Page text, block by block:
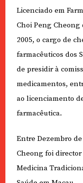
Licenciado em
Choi Peng Cheong
2005, o cargo de
farmacêuticos dos
de presidir à
medicamentos,
ao licenciamento
farmacêutica.
Entre Dezembro
Cheong foi director
Medicina